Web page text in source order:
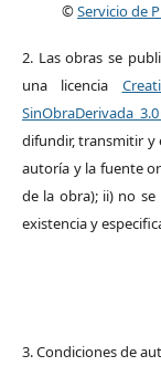
©Servicio de
2. Las obras se
una licencia
SinObraDerivada
difundir, transmitir y
autoría y la fuente
de la obra); ii) no se
existencia y
3. Condiciones de